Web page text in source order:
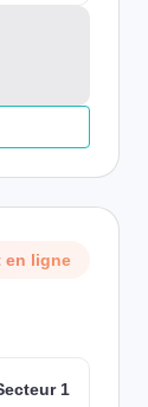
en ligne
1